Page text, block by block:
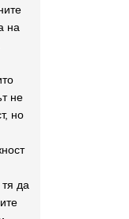
на
не
но
да